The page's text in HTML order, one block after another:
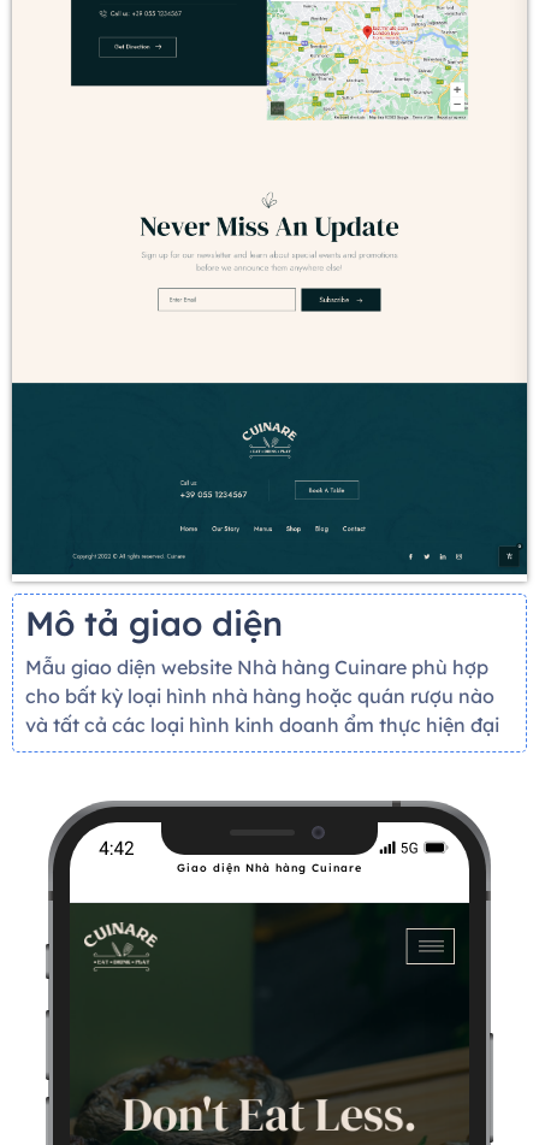
Mô tả giao diện
Mẫu giao diện website Nhà hàng Cuinare phù hợp
cho bất kỳ loại hình nhà hàng hoặc quán rượu nào
và tất cả các loại hình kinh doanh ẩm thực hiện đại
Giao diện Nhà hàng Cuinare